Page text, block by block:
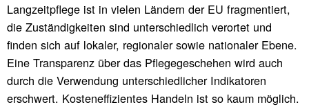
Langzeitpflege ist in vielen Ländern der EU fragmentiert,
die Zuständigkeiten sind unterschiedlich verortet und
finden sich auf lokaler, regionaler sowie nationaler Ebene.
Eine Transparenz über das Pflegegeschehen wird auch
durch die Verwendung unterschiedlicher Indikatoren
erschwert. Kosteneffizientes Handeln ist so kaum möglich.